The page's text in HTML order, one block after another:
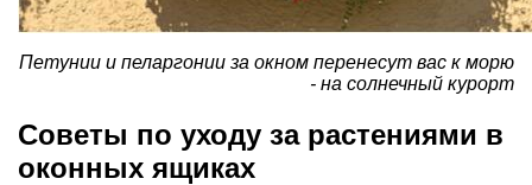
Петунии и пеларгонии за окном перенесут вас к морю
- на солнечный курорт
Советы по уходу за растениями в
оконных ящиках